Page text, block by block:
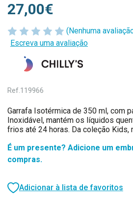
(Nenhuma
Escreva uma avaliação
27,00€
Ref.119966
Garrafa Isotérmica de 350 ml, com
Inoxidável, mantém os líquidos
frios até 24 horas. Da coleção Kids,
É um presente? Adicione um
compras.
Adicionar à lista de favoritos